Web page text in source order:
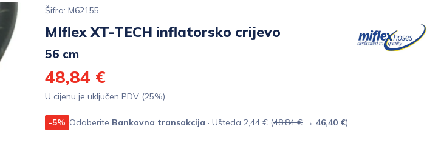
Šifra: M62155
MIflex XT-TECH inflatorsko crijevo
56 cm
48,84 €
U cijenu je uključen PDV (25%)
-5% Odaberite Bankovna transakcija · Ušteda 2,44 € (48,84 € → 46,40 €)